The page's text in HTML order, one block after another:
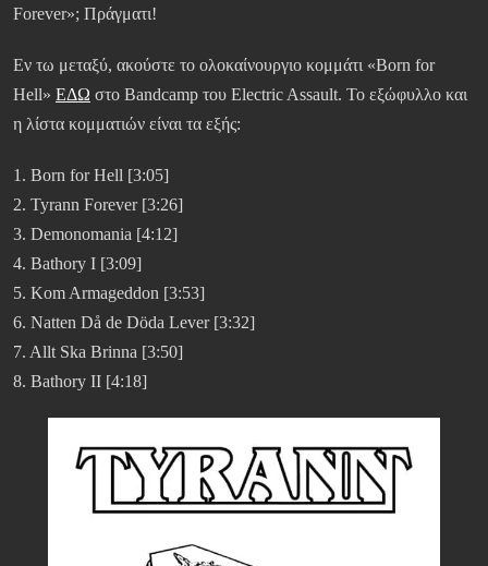
Forever»; Πράγματι!
Εν τω μεταξύ, ακούστε το ολοκαίνουργιο κομμάτι «Born for
Hell» ΕΔΩ στο Bandcamp του Electric Assault. Το εξώφυλλο και
η λίστα κομματιών είναι τα εξής:
1. Born for Hell [3:05]
2. Tyrann Forever [3:26]
3. Demonomania [4:12]
4. Bathory I [3:09]
5. Kom Armageddon [3:53]
6. Natten Då de Döda Lever [3:32]
7. Allt Ska Brinna [3:50]
8. Bathory II [4:18]